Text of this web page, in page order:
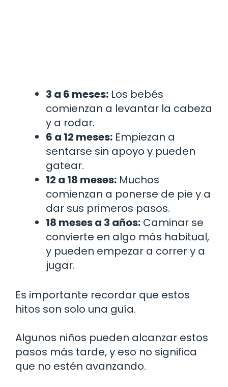
3 a 6 meses: Los bebés
comienzan a levantar la cabeza
y a rodar.
6 a 12 meses: Empiezan a
sentarse sin apoyo y pueden
gatear.
12 a 18 meses: Muchos
comienzan a ponerse de pie y a
dar sus primeros pasos.
18 meses a 3 años: Caminar se
convierte en algo más habitual,
y pueden empezar a correr y a
jugar.
Es importante recordar que estos
hitos son solo una guía.
Algunos niños pueden alcanzar estos
pasos más tarde, y eso no significa
que no estén avanzando.